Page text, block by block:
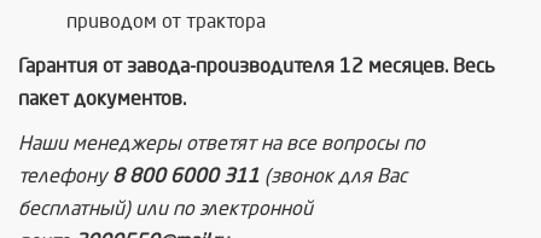
приводом от трактора
Гарантия от завода-производителя 12 месяцев. Весь
пакет документов.
Наши менеджеры ответят на все вопросы по
телефону 8 800 6000 311 (звонок для Вас
бесплатный) или по электронной